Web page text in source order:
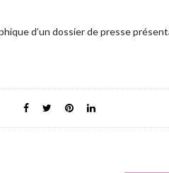
d’un dossier de presse